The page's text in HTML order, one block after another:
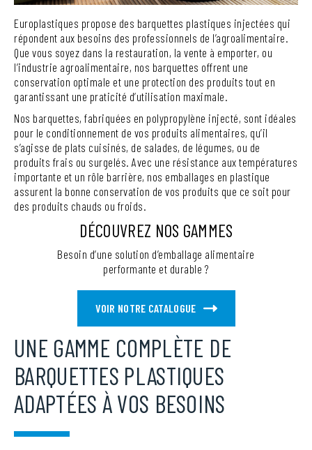
Europlastiques propose des barquettes plastiques injectées qui
répondent aux besoins des professionnels de l’agroalimentaire.
Que vous soyez dans la restauration, la vente à emporter, ou
l’industrie agroalimentaire, nos barquettes offrent une
conservation optimale et une protection des produits tout en
garantissant une praticité d’utilisation maximale.
Nos barquettes, fabriquées en polypropylène injecté, sont idéales
pour le conditionnement de vos produits alimentaires, qu’il
s’agisse de plats cuisinés, de salades, de légumes, ou de
produits frais ou surgelés. Avec une résistance aux températures
importante et un rôle barrière, nos emballages en plastique
assurent la bonne conservation de vos produits que ce soit pour
des produits chauds ou froids.
DÉCOUVREZ NOS GAMMES
Besoin d’une solution d’emballage alimentaire
performante et durable ?
VOIR NOTRE CATALOGUE
UNE GAMME COMPLÈTE DE
BARQUETTES PLASTIQUES
ADAPTÉES À VOS BESOINS